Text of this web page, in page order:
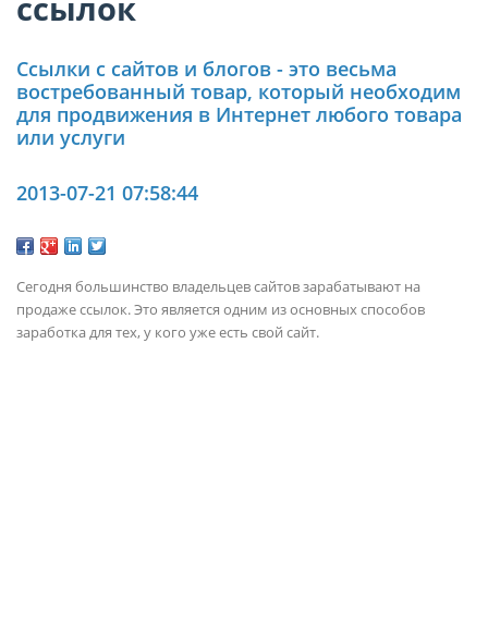
Ссылки с сайтов и блогов - это весьма
востребованный товар, который необходим
для продвижения в Интернет любого товара
или услуги
2013-07-21 07:58:44
Сегодня большинство владельцев сайтов зарабатывают на
продаже ссылок. Это является одним из основных способов
заработка для тех, у кого уже есть свой сайт.